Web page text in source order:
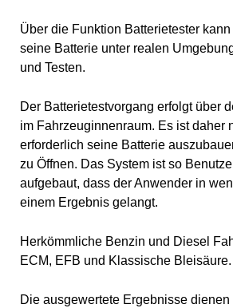
Über die Funktion Batterietester
seine Batterie unter realen
und Testen.
Der Batterietestvorgang erfolgt über
im Fahrzeuginnenraum. Es ist daher
erforderlich seine Batterie
zu Öffnen. Das System ist so
aufgebaut, dass der Anwender in
einem Ergebnis gelangt.
Herkömmliche Benzin und Diesel
ECM, EFB und Klassische Bleisäure.
Die ausgewertete Ergebnisse